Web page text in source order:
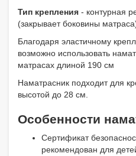
Тип крепления - контурная
(закрывает боковины
Благодаря эластичному
возможно использовать
матрасах длиной 190 см
Наматрасник подходит для
высотой до 28 см.
Особенности
Сертификат
рекомендован для